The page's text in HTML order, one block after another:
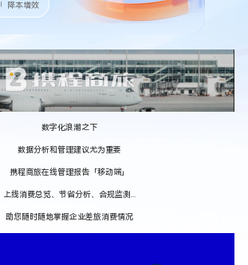
降本增效
数字化浪潮之下
数据分析和管理建议尤为重要
携程商旅在线管理报告「移动端」
上线消费总览、节省分析、合规监测...
助您随时随地掌握企业差旅消费情况